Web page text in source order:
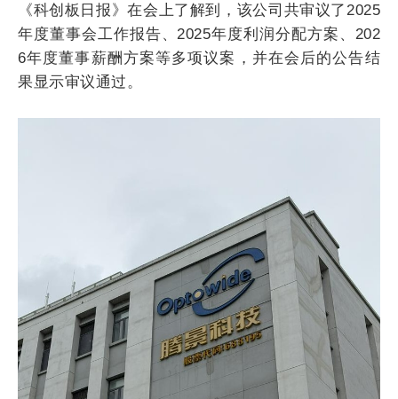
《科创板日报》在会上了解到，该公司共审议了2025
年度董事会工作报告、2025年度利润分配方案、202
6年度董事薪酬方案等多项议案，并在会后的公告结
果显示审议通过。